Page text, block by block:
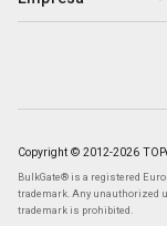
Copyright © 2012-2026
BulkGate® is a registered
trademark. Any unauthorized
trademark is prohibited.